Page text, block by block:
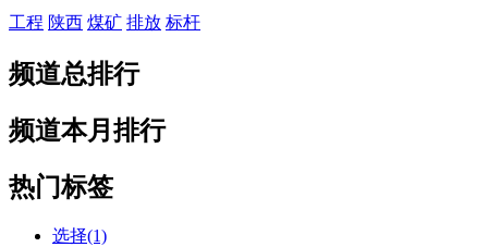
工程 陕西 煤矿 排放 标杆
频道总排行
频道本月排行
热门标签
选择(1)